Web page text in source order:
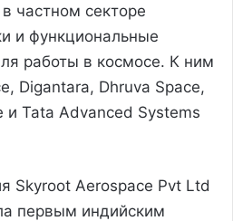
частном секторе
и функциональные
работы в космосе. К ним
Digantara, Dhruva Space,
и Tata Advanced Systems
Skyroot Aerospace Pvt Ltd
первым индийским